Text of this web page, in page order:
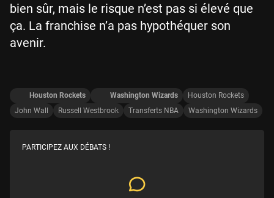
bien sûr, mais le risque n’est pas si élevé que
ça. La franchise n’a pas hypothéquer son
avenir.
Houston Rockets Washington Wizards
Houston Rockets
John Wall
Russell Westbrook Transferts NBA Washington Wizards
PARTICIPEZ AUX DÉBATS !